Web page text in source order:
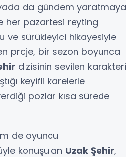
da gündem yaratmaya
her pazartesi reyting
ve sürükleyici hikayesiyle
proje, bir sezon boyunca
dizisinin sevilen karakteri
keyifli karelerle
pozlar kısa sürede
de oyuncu
konuşulan Uzak Şehir,